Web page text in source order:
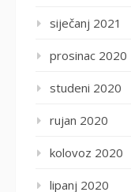
siječanj 2021
prosinac 2020
studeni 2020
rujan 2020
kolovoz 2020
lipanj 2020